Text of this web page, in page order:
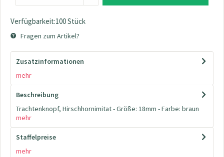
Verfügbarkeit:100 Stück
Fragen zum Artikel?
Zusatzinformationen
mehr
Beschreibung
Trachtenknopf, Hirschhornimitat - Größe: 18mm - Farbe: braun
mehr
Staffelpreise
mehr